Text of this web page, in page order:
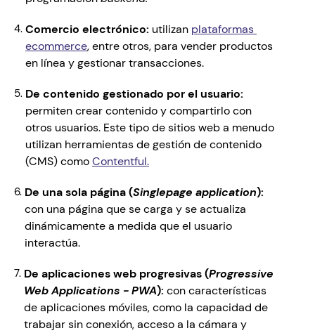
Comercio electrónico: utilizan plataformas
ecommerce, entre otros, para vender productos
en línea y gestionar transacciones.
permiten crear contenido y compartirlo con
otros usuarios. Este tipo de sitios web a menudo
utilizan herramientas de gestión de contenido
(CMS) como Contentful.
De una sola página (Singlepage application):
con una página que se carga y se actualiza
dinámicamente a medida que el usuario
interactúa.
De aplicaciones web progresivas (Progressive
Web Applications - PWA): con características
de aplicaciones móviles, como la capacidad de
trabajar sin conexión, acceso a la cámara y